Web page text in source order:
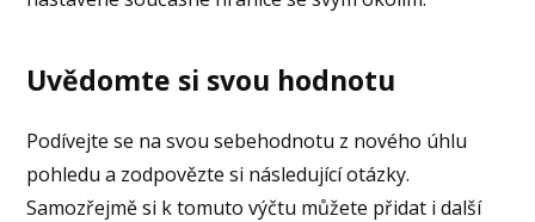
Uvědomte si svou hodnotu
Podívejte se na svou sebehodnotu z nového úhlu
pohledu a zodpovězte si následující otázky.
Samozřejmě si k tomuto výčtu můžete přidat i další